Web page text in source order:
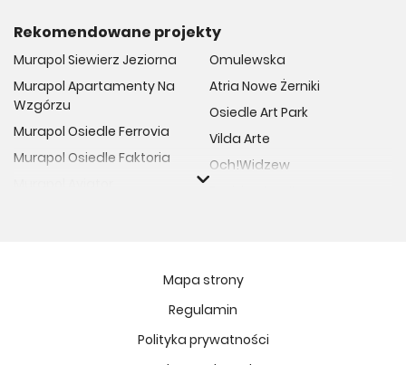
Rekomendowane projekty
Murapol Siewierz Jeziorna
Murapol Apartamenty Na
Wzgórzu
Murapol Osiedle Ferrovia
Murapol Osiedle Faktoria
Murapol Osiedle Szafirove
Omulewska
Atria Nowe Żerniki
Osiedle Art Park
Vilda Arte
Och!Widzew
Fort Natura Etap II
Mapa strony
Regulamin
Polityka prywatności